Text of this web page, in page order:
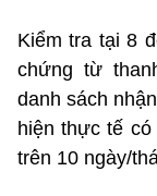
Kiểm tra tại 8
chứng từ
danh sách
hiện thực tế
trên 10 ngày/